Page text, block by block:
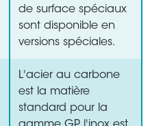
de surface spéciaux
sont disponible en
versions spéciales.
L'acier au carbone
est la matière
standard pour la